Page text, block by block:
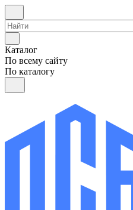
Каталог
По всему сайту
По каталогу